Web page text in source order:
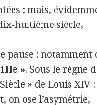
; mais,
huitième siècle,
pause : notamment
». Sous le règne
» de Louis XIV
on ose l’asymétrie,